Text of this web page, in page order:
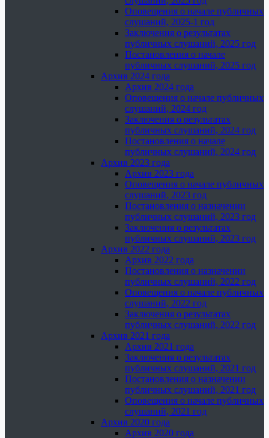
Оповещения о начале публичных
слушаний, 2025-1 год
Заключения о результатах
публичных слушаний, 2025 год
Постановления о начале
публичных слушаний, 2025 год
Архив 2024 года
Архив 2024 года
Оповещения о начале публичных
слушаний, 2024 год
Заключения о результатах
публичных слушаний, 2024 год
Постановления о начале
публичных слушаний, 2024 год
Архив 2023 года
Архив 2023 года
Оповещения о начале публичных
слушаний, 2023 год
Постановления о назначении
публичных слушаний, 2023 год
Заключения о результатах
публичных слушаний, 2023 год
Архив 2022 года
Архив 2022 года
Постановления о назначении
публичных слушаний, 2022 год
Оповещения о начале публичных
слушаний, 2022 год
Заключения о результатах
публичных слушаний, 2022 год
Архив 2021 года
Архив 2021 года
Заключения о результатах
публичных слушаний, 2021 год
Постановления о назначении
публичных слушаний, 2021 год
Оповещения о начале публичных
слушаний, 2021 год
Архив 2020 года
Архив 2020 года